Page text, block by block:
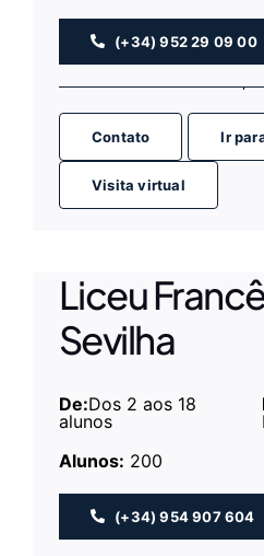
(+34) 952 29 09 00
Contato Ir
Visita virtual
Liceu
Sevilha
De:Dos 2 aos 18
alunos
Alunos: 200
(+34) 954 907 604